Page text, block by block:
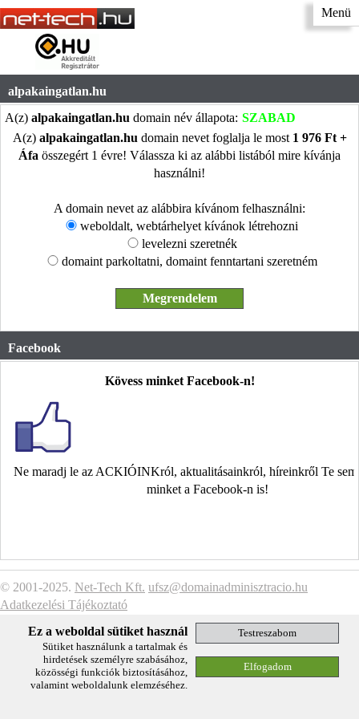
Menü
alpakaingatlan.hu
A(z) alpakaingatlan.hu domain név állapota: SZABAD
A(z) alpakaingatlan.hu domain nevet foglalja le most 1 976 Ft +
Áfa összegért 1 évre! Válassza ki az alábbi listából mire kívánja
használni!
A domain nevet az alábbira kívánom felhasználni:
weboldalt, webtárhelyet kívánok létrehozni
levelezni szeretnék
domaint parkoltatni, domaint fenntartani szeretném
Facebook
Kövess minket Facebook-n!
Ne maradj le az ACKIÓINKról, aktualitásainkról, híreinkről Te
minket a Facebook-n is!
© 2001-2025. Net-Tech Kft. ufsz@domainadminisztracio.hu
Adatkezelési Tájékoztató
Ez a weboldal sütiket használ
Sütiket használunk a tartalmak és
hirdetések személyre szabásához,
közösségi funkciók biztosításához,
valamint weboldalunk elemzéséhez.